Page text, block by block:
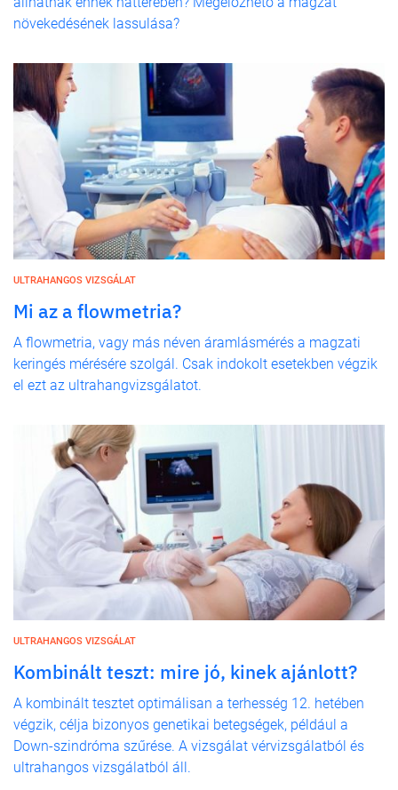
növekedésének lassulása?
ULTRAHANGOS VIZSGÁLAT
Mi az a flowmetria?
A flowmetria, vagy más néven áramlásmérés a magzati
keringés mérésére szolgál. Csak indokolt esetekben végzik
el ezt az ultrahangvizsgálatot.
ULTRAHANGOS VIZSGÁLAT
Kombinált teszt: mire jó, kinek ajánlott?
A kombinált tesztet optimálisan a terhesség 12. hetében
végzik, célja bizonyos genetikai betegségek, például a
Down-szindróma szűrése. A vizsgálat vérvizsgálatból és
ultrahangos vizsgálatból áll.